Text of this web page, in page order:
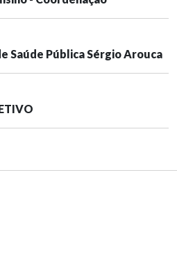
Saúde Pública Sérgio Arouca